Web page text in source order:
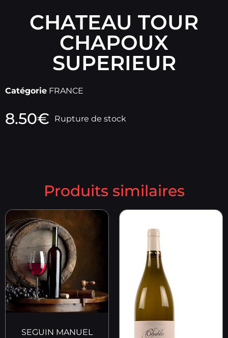
CHATEAU TOUR
CHAPOUX
SUPERIEUR
Catégorie FRANCE
8.50€ Rupture de stock
Produits similaires
SEGUIN MANUEL